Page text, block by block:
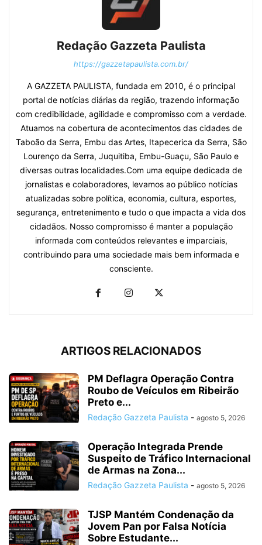
Redação Gazzeta Paulista
https://gazzetapaulista.com.br/
A GAZZETA PAULISTA, fundada em 2010, é o principal
portal de notícias diárias da região, trazendo informação
com credibilidade, agilidade e compromisso com a verdade.
Atuamos na cobertura de acontecimentos das cidades de
Taboão da Serra, Embu das Artes, Itapecerica da Serra, São
Lourenço da Serra, Juquitiba, Embu-Guaçu, São Paulo e
diversas outras localidades.Com uma equipe dedicada de
jornalistas e colaboradores, levamos ao público notícias
atualizadas sobre política, economia, cultura, esportes,
segurança, entretenimento e tudo o que impacta a vida dos
cidadãos. Nosso compromisso é manter a população
informada com conteúdos relevantes e imparciais,
contribuindo para uma sociedade mais bem informada e
consciente.
ARTIGOS RELACIONADOS
PM Deflagra Operação Contra
Roubo de Veículos em Ribeirão
Preto e...
Redação Gazzeta Paulista - agosto 5, 2026
Operação Integrada Prende
Suspeito de Tráfico Internacional
de Armas na Zona...
Redação Gazzeta Paulista - agosto 5, 2026
TJSP Mantém Condenação da
Jovem Pan por Falsa Notícia
Sobre Estudante...